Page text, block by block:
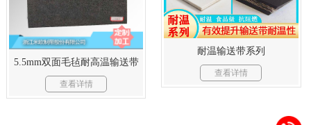
5.5mm双面毛毡耐高温输送带
查看详情
耐温输送带系列
查看详情